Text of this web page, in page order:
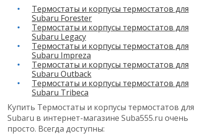
Термостаты и корпусы термостатов для
Subaru Forester
Термостаты и корпусы термостатов для
Subaru Legacy
Термостаты и корпусы термостатов для
Subaru Impreza
Термостаты и корпусы термостатов для
Subaru Outback
Термостаты и корпусы термостатов для
Subaru Tribeca
Купить Термостаты и корпусы термостатов для
Subaru в интернет-магазине Suba555.ru очень
просто. Всегда доступны: